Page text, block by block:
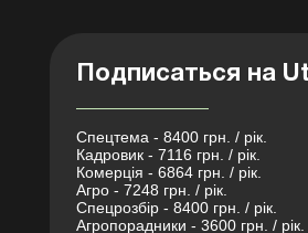
Подписаться на
Спецтема - 8400 грн. / рік.
Кадровик - 7116 грн. / рік.
Комерція - 6864 грн. / рік.
Агро - 7248 грн. / рік.
Спецрозбір - 8400 грн. / рік.
Агропорадники - 3600 грн. / рік.